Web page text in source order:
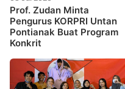
Prof. Zudan Minta
Pengurus KORPRI Untan
Pontianak Buat Program
Konkrit